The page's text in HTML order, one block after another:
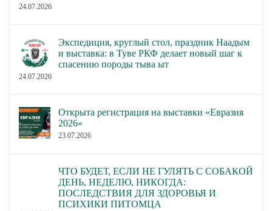
24.07.2026
Экспедиция, круглый стол, праздник Наадым
и выставка: в Туве РКФ делает новый шаг к
спасению породы тыва ыт
24.07.2026
Открыта регистрация на выставки «Евразия
2026»
23.07.2026
ЧТО БУДЕТ, ЕСЛИ НЕ ГУЛЯТЬ С СОБАКОЙ
ДЕНЬ, НЕДЕЛЮ, НИКОГДА:
ПОСЛЕДСТВИЯ ДЛЯ ЗДОРОВЬЯ И
ПСИХИКИ ПИТОМЦА